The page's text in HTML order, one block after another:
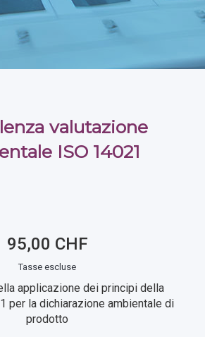
valutazione
ISO 14021
95,00 CHF
Tasse escluse
applicazione dei principi della
per la dichiarazione ambientale di
prodotto